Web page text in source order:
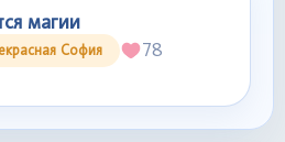
магии
София 78